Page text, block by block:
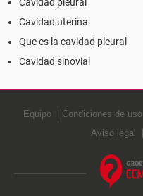
Cavidad uterina
Que es la cavidad pleural
Cavidad sinovial
Equipo Condiciones de uso
Aviso legal